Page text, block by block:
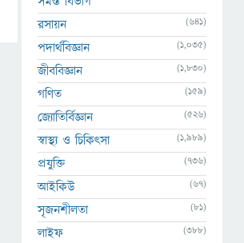
রসায়ন
(641)
পদার্থবিজ্ঞান (1,035)
জীববিজ্ঞান (1,830)
গণিত (159)
জ্যোতির্বিজ্ঞান (526)
স্বাস্থ্য ও চিকিৎসা (1,989)
প্রযুক্তি (736)
আইকিউ (67)
সৃজনশীলতা (81)
লাইফ (388)